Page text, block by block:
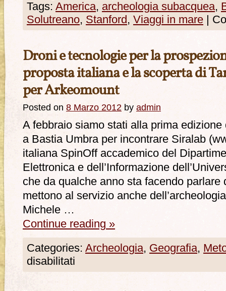
Tags: America, archeologia subacquea,
Solutreano, Stanford , Viaggi in mare
Droni e tecnologie per la
proposta italiana e la scoperta di
per Arkeomount
Posted on 8 Marzo 2012 by admin
A febbraio siamo stati alla prima
a Bastia Umbra per incontrare Siralab
italiana SpinOff accademico del
Elettronica e dell’Informazione
che da qualche anno sta facendo
mettono al servizio anche
Michele …
Continue reading »
Categories: Archeologia, Geografia,
disabilitati